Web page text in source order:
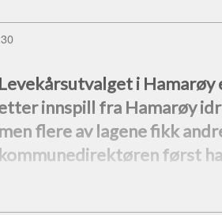
Levekårsutvalget i
innspill fra Hamarøy
men flere av lagene fikk
kommunedirektøren først